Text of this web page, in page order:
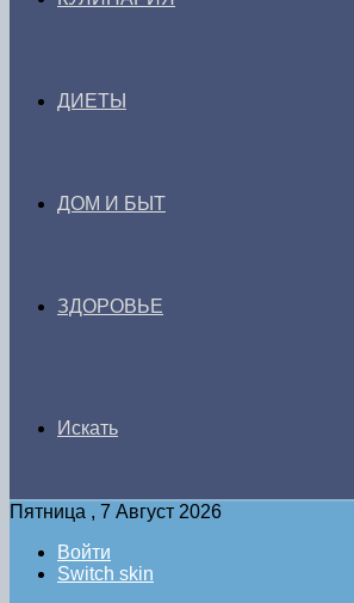
ДИЕТЫ
ДОМ И БЫТ
ЗДОРОВЬЕ
Искать
Пятница , 7 Август 2026
Войти
Switch skin